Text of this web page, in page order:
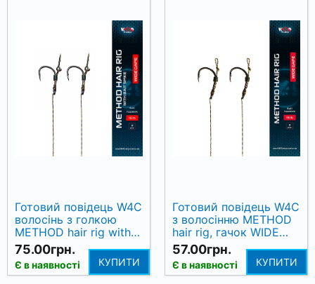
Готовий повідець W4C
волосінь з голкою
METHOD hair rig with
bait spike, гачок WIDE
GAPE № 6
75.00грн.
Є в наявності КУПИТИ
Готовий повідець W4C
з волосінню METHOD
hair rig, гачок WIDE
GAPE № 6
57.00грн.
Є в наявності КУПИТИ